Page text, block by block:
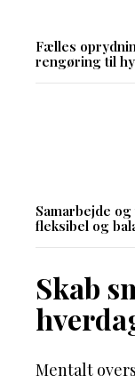
Fælles
rengøring til
Samarbejde
fleksibel og
Skab
Mentalt